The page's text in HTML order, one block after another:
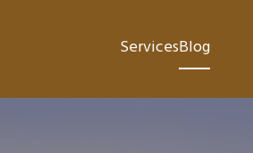
ServicesBlog